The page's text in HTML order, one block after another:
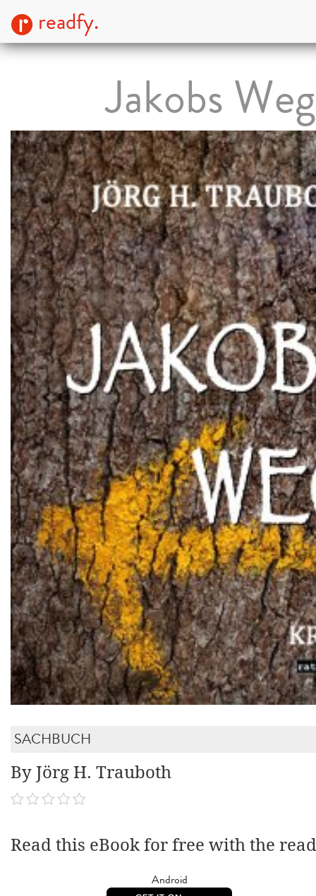
readfy.
Jakobs Weg
SACHBUCH
By Jörg H. Trauboth
Read this eBook for free with the
Android